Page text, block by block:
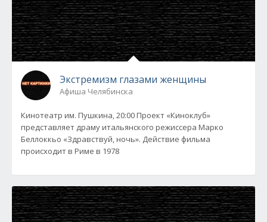
Экстремизм глазами женщины
Афиша Челябинска
Кинотеатр им. Пушкина, 20:00 Проект «Киноклуб»
представляет драму итальянского режиссера Марко
Беллоккьо «Здравствуй, ночь». Действие фильма
происходит в Риме в 1978